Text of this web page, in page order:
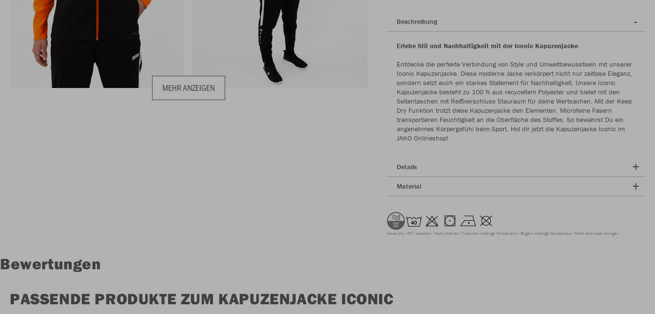
MEHR ANZEIGEN
Beschreibung
Erlebe Stil und Nachhaltigkeit mit der Iconic Kapuzenjacke
Entdecke die perfekte Verbindung von Style und Umweltbewusstsein mit unserer
Iconic Kapuzenjacke. Diese moderne Jacke verkörpert nicht nur zeitlose Eleganz,
sondern setzt auch ein starkes Statement für Nachhaltigkeit. Unsere Iconic
Kapuzenjacke besteht zu 100 % aus recyceltem Polyester und bietet mit den
Seitentaschen mit Reißverschluss Stauraum für deine Wertsachen. Mit der Keep
Dry Funktion trotzt diese Kapuzenjacke den Elementen. Microfeine Fasern
transportieren Feuchtigkeit an die Oberfläche des Stoffes. So bewahrst Du ein
angenehmes Körpergefühl beim Sport. Hol dir jetzt die Kapuzenjacke Iconic im
JAKO Onlineshop!
Details
Material
Keep Dry 40° waschen Nicht chloren Trocknen niedrige Temperatur Bügeln niedrige Temperatur Nicht chemisch reinigen
Bewertungen
PASSENDE PRODUKTE ZUM KAPUZENJACKE ICONIC